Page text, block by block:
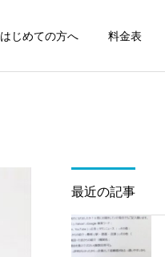
はじめての方へ 料金表
最近の記事